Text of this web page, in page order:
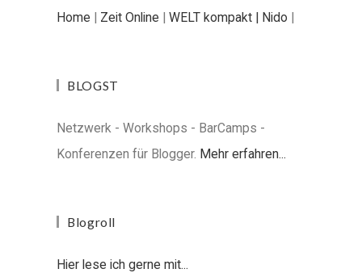
Home | Zeit Online | WELT kompakt | Nido |
BLOGST
Netzwerk - Workshops - BarCamps -
Konferenzen für Blogger. Mehr erfahren...
Blogroll
Hier lese ich gerne mit...